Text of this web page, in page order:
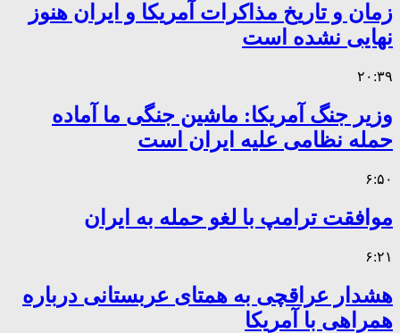
زمان و تاریخ مذاکرات آمریکا و ایران هنوز
نهایی نشده است
۲۰:۳۹
وزیر جنگ آمریکا: ماشین جنگی ما آماده
حمله نظامی علیه ایران است
۶:۵۰
موافقت ترامپ با لغو حمله به ایران
۶:۲۱
هشدار عراقچی به همتای عربستانی درباره
همراهی با آمریکا